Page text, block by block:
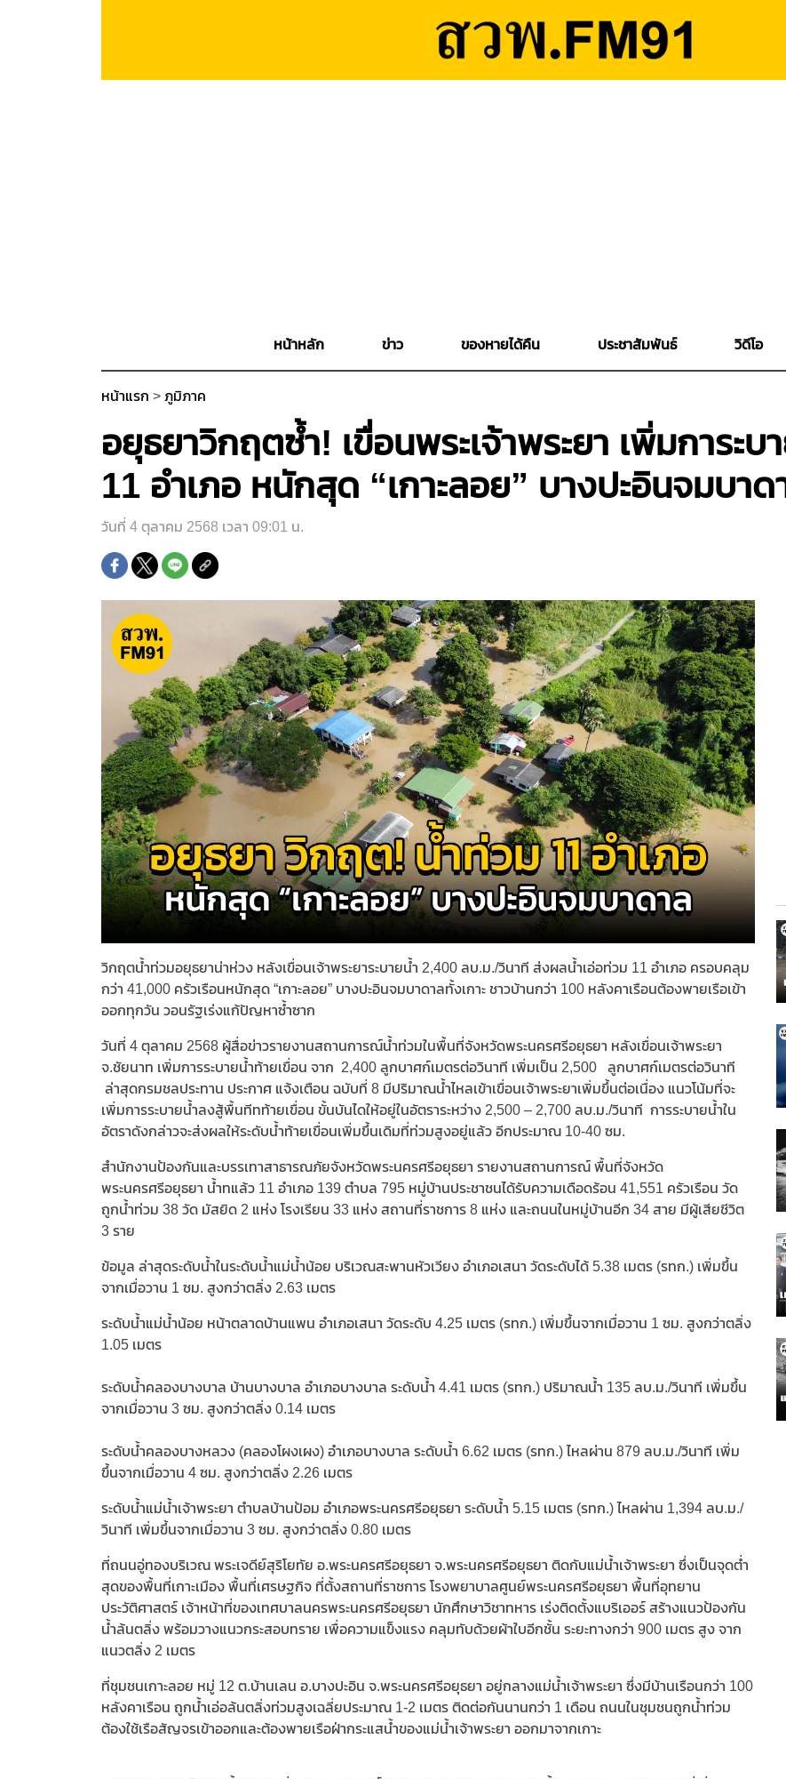
หน้าหลัก ข่าว ของหายได้คืน ประชาสัมพันธ์ วิดีโอ
หน้าแรก > ภูมิภาค
อยุธยาวิกฤตซ้ำ! เขื่อนพระเจ้าพระยา เพิ่มการะ
11 อำเภอ หนักสุด “เกาะลอย” บางปะอินจมบาด
วันที่ 4 ตุลาคม 2568 เวลา 09:01 น.
วิกฤตน้ำท่วมอยุธยาน่าห่วง หลังเขื่อนเจ้าพระยาระบายน้ำ 2,400 ลบ.ม./วินาที ส่งผลน้ำเอ่อท่วม 11 อำเภอ ครอบคลุม
กว่า 41,000 ครัวเรือนหนักสุด “เกาะลอย” บางปะอินจมบาดาลทั้งเกาะ ชาวบ้านกว่า 100 หลังคาเรือนต้องพายเรือเข้า
ออกทุกวัน วอนรัฐเร่งแก้ปัญหาซ้ำซาก
วันที่ 4 ตุลาคม 2568 ผู้สื่อข่าวรายงานสถานการณ์น้ำท่วมในพื้นที่จังหวัดพระนครศรีอยุธยา หลังเขื่อนเจ้าพระยา
จ.ชัยนาท เพิ่มการระบายน้ำท้ายเขื่อน จาก 2,400 ลูกบาศก์เมตรต่อวินาที เพิ่มเป็น 2,500 ลูกบาศก์เมตรต่อวินาที
ล่าสุดกรมชลประทาน ประกาศ แจ้งเตือน ฉบับที่ 8 มีปริมาณน้ำไหลเข้าเขื่อนเจ้าพระยาเพิ่มขึ้นต่อเนื่อง แนวโน้มที่จะ
เพิ่มการระบายน้ำลงสู้พื้นทีทท้ายเขื่อน ขั้นบันไดให้อยู่ในอัตราระหว่าง 2,500 – 2,700 ลบ.ม./วินาที การระบายน้ำใน
อัตราดังกล่าวจะส่งผลให้ระดับน้ำท้ายเขื่อนเพิ่มขึ้นเดิมที่ท่วมสูงอยู่แล้ว อีกประมาณ 10-40 ซม.
สำนักงานป้องกันและบรรเทาสาธารณภัยจังหวัดพระนครศรีอยุธยา รายงานสถานการณ์ พื้นที่จังหวัด
พระนครศรีอยุธยา น้ำทแล้ว 11 อำเภอ 139 ตำบล 795 หมู่บ้านประชาชนได้รับความเดือดร้อน 41,551 ครัวเรือน วัด
ถูกน้ำท่วม 38 วัด มัสยิด 2 แห่ง โรงเรียน 33 แห่ง สถานที่ราชการ 8 แห่ง และถนนในหมู่บ้านอีก 34 สาย มีผู้เสียชีวิต
3 ราย
ข้อมูล ล่าสุดระดับน้ำในระดับน้ำแม่น้ำน้อย บริเวณสะพานหัวเวียง อำเภอเสนา วัดระดับได้ 5.38 เมตร (รทก.) เพิ่มขึ้น
จากเมื่อวาน 1 ซม. สูงกว่าตลิ่ง 2.63 เมตร
ระดับน้ำแม่น้ำน้อย หน้าตลาดบ้านแพน อำเภอเสนา วัดระดับ 4.25 เมตร (รทก.) เพิ่มขึ้นจากเมื่อวาน 1 ซม. สูงกว่าตลิ่ง
1.05 เมตร
ระดับน้ำคลองบางบาล บ้านบางบาล อำเภอบางบาล ระดับน้ำ 4.41 เมตร (รทก.) ปริมาณน้ำ 135 ลบ.ม./วินาที เพิ่มขึ้น
จากเมื่อวาน 3 ซม. สูงกว่าตลิ่ง 0.14 เมตร
ระดับน้ำคลองบางหลวง (คลองโผงเผง) อำเภอบางบาล ระดับน้ำ 6.62 เมตร (รทก.) ไหลผ่าน 879 ลบ.ม./วินาที เพิ่ม
ขึ้นจากเมื่อวาน 4 ซม. สูงกว่าตลิ่ง 2.26 เมตร
ระดับน้ำแม่น้ำเจ้าพระยา ตำบลบ้านป้อม อำเภอพระนครศรีอยุธยา ระดับน้ำ 5.15 เมตร (รทก.) ไหลผ่าน 1,394 ลบ.ม./
วินาที เพิ่มขึ้นจากเมื่อวาน 3 ซม. สูงกว่าตลิ่ง 0.80 เมตร
ที่ถนนอู่ทองบริเวณ พระเจดีย์สุริโยทัย อ.พระนครศรีอยุธยา จ.พระนครศรีอยุธยา ติดกับแม่น้ำเจ้าพระยา ซึ่งเป็นจุดต่ำ
สุดของพื้นที่เกาะเมือง พื้นที่เศรษฐกิจ ที่ตั้งสถานที่ราชการ โรงพยาบาลศูนย์พระนครศรีอยุธยา พื้นที่อุทยาน
ประวัติศาสตร์ เจ้าหน้าที่ของเทศบาลนครพระนครศรีอยุธยา นักศึกษาวิชาทหาร เร่งติดตั้งแบริเออร์ สร้างแนวป้องกัน
น้ำล้นตลิ่ง พร้อมวางแนวกระสอบทราย เพื่อความแข็งแรง คลุมทับด้วยผ้าใบอีกชั้น ระยะทางกว่า 900 เมตร สูง จาก
แนวตลิ่ง 2 เมตร
ที่ชุมชนเกาะลอย หมู่ 12 ต.บ้านเลน อ.บางปะอิน จ.พระนครศรีอยุธยา อยู่กลางแม่น้ำเจ้าพระยา ซึ่งมีบ้านเรือนกว่า 100
หลังคาเรือน ถูกน้ำเอ่อล้นตลิ่งท่วมสูงเฉลี่ยประมาณ 1-2 เมตร ติดต่อกันนานกว่า 1 เดือน ถนนในชุมชนถูกน้ำท่วม
ต้องใช้เรือสัญจรเข้าออกและต้องพายเรือฝ่ากระแสน้ำของแม่น้ำเจ้าพระยา ออกมาจากเกาะ